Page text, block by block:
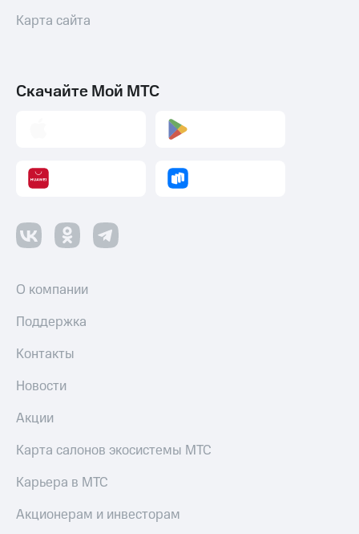
Карта сайта
Скачайте Мой МТС
О компании
Поддержка
Контакты
Новости
Акции
Карта салонов экосистемы МТС
Карьера в МТС
Акционерам и инвесторам